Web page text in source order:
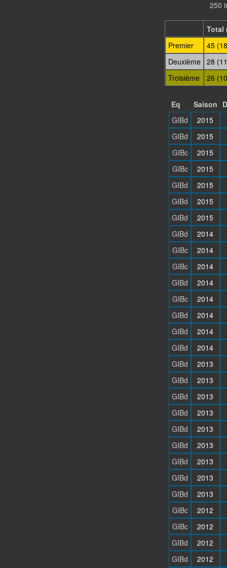
250
Total
Premier
45
Deuxième 28
Troisième
26
Eq Saison
GIBd
2015
GIBd
2015
GIBc
2015
GIBc
2015
GIBd
2015
GIBd
2015
GIBd
2015
GIBd
2014
GIBc
2014
GIBc
2014
GIBd
2014
GIBc
2014
GIBd
2014
GIBd
2014
GIBd
2014
GIBd
2013
GIBd
2013
GIBd
2013
GIBd
2013
GIBd
2013
GIBd
2013
GIBd
2013
GIBd
2013
GIBd
2013
GIBc
2012
GIBc
2012
GIBd
2012
GIBd
2012